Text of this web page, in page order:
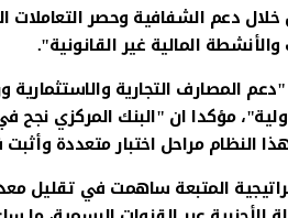
دعم الشفافية وحصر التعاملات
المالية غير القانونية".
المصارف التجارية والاستثمارية
مؤكدا ان "البنك المركزي نجح
النظام مراحل اختبار متعددة
المتبعة ساهمت في تقليل